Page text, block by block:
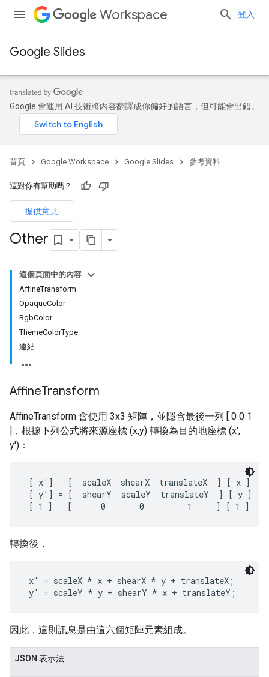
Workspace 登入
Google Slides
Google 會運用 AI 技術將內容翻譯成你偏好的語言，但可能會出錯。
首頁 Google Workspace Google Slides 參考資料
這對你有幫助嗎？
提供意見
Other
這個頁面中的內容
AffineTransform
OpaqueColor
RgbColor
ThemeColorType
連結
AffineTransform
AffineTransform 會使用 3x3 矩陣，並隱含最後一列 [ 0 0 1
]，根據下列公式將來源座標 (x,y) 轉換為目的地座標 (x',
y')：
[ x']   [  scaleX  shearX  translateX  ] [ x ]
[ y'] = [  shearY  scaleY  translateY  ] [ y ]
轉換後，
x' = scaleX * x + shearX * y + translateX;
因此，這則訊息是由這六個矩陣元素組成。
JSON 表示法